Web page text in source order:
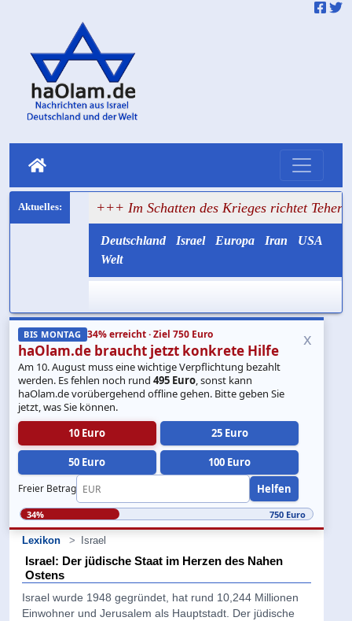
+++ Im Schatten des Krieges richtet Teheran weiter
Deutschland Israel Europa Iran
USA
Welt
BIS MONTAG 34% erreicht · Ziel 750 Euro
haOlam.de braucht jetzt konkrete Hilfe
Am 10. August muss eine wichtige Verpflichtung bezahlt
werden. Es fehlen noch rund495 Euro, sonst kann
haOlam.de vorübergehend offline gehen. Bitte geben Sie
jetzt, was Sie können.
10 Euro
25 Euro
50 Euro 100 Euro
Freier Betrag Helfen
x
34% 750 Euro
Lexikon Israel
Israel: Der jüdische Staat im Herzen des Nahen
Ostens
Israel wurde 1948 gegründet, hat rund 10,244 Millionen
Einwohner und Jerusalem als Hauptstadt. Der jüdische